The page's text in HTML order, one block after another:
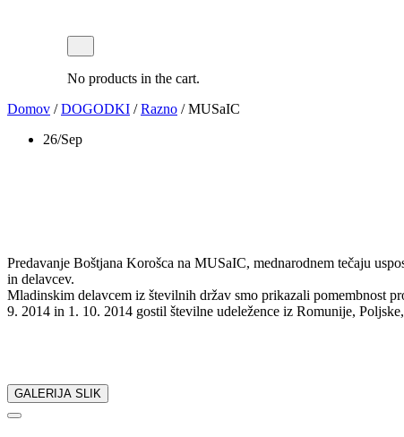
No products in the cart.
Domov /DOGODKI /Razno /MUSaIC
26/Sep
Predavanje Boštjana Korošca na MUSaIC, mednarodnem tečaju
in delavcev.
Mladinskim delavcem iz številnih držav smo prikazali pomembnost
9. 2014 in 1. 10. 2014 gostil številne udeležence iz Romunije,
GALERIJA SLIK